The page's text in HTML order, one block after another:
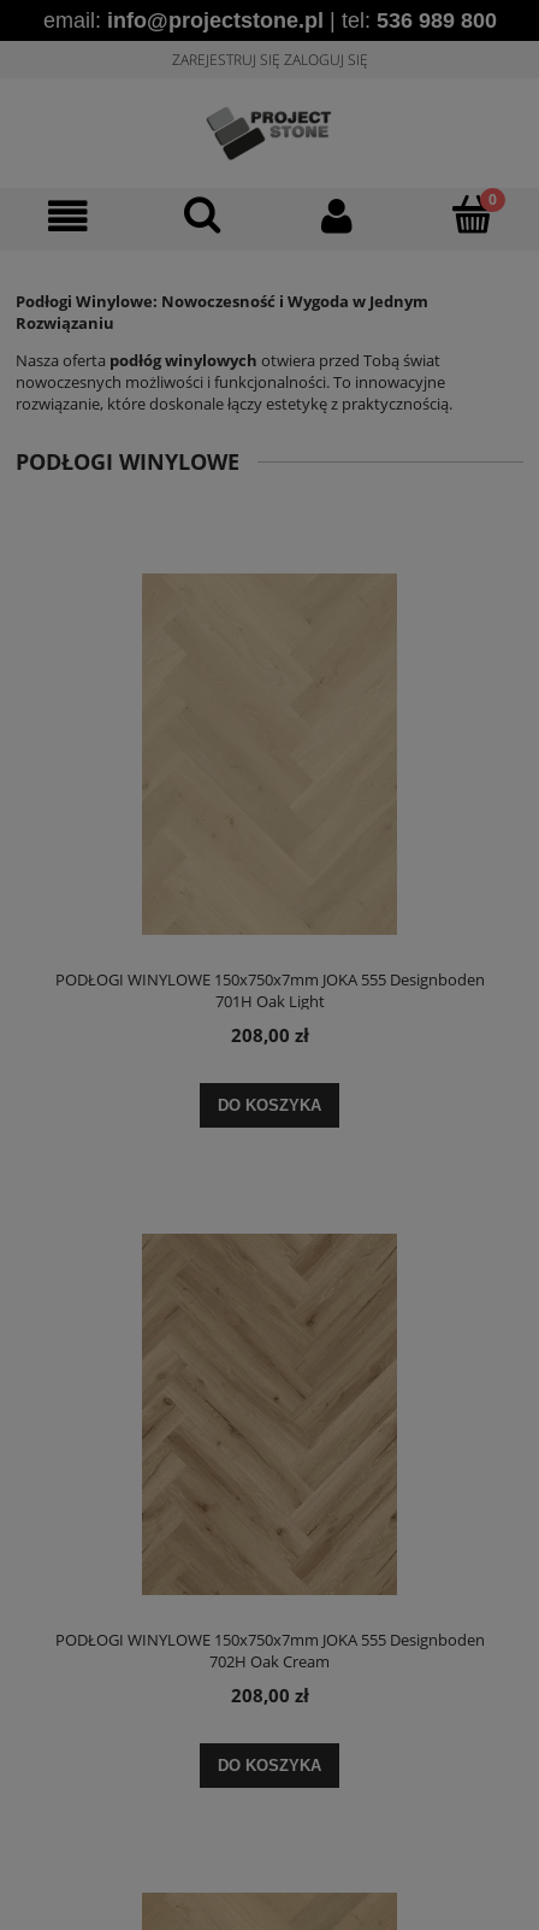
email: info@projectstone.pl | tel: 536 989 800
ZAREJESTRUJ SIĘ ZALOGUJ SIĘ
Podłogi Winylowe: Nowoczesność i Wygoda w Jednym
Rozwiązaniu
Nasza oferta podłóg winylowych otwiera przed Tobą świat
nowoczesnych możliwości i funkcjonalności. To innowacyjne
rozwiązanie, które doskonale łączy estetykę z praktycznością.
PODŁOGI WINYLOWE
PODŁOGI WINYLOWE 150x750x7mm JOKA 555 Designboden
701H Oak Light
208,00 zł
DO KOSZYKA
PODŁOGI WINYLOWE 150x750x7mm JOKA 555 Designboden
702H Oak Cream
208,00 zł
DO KOSZYKA